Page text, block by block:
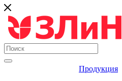
Продукция